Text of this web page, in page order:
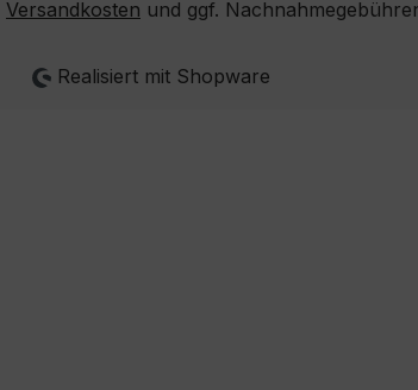
Versandkosten und ggf.
Realisiert mit Shopware